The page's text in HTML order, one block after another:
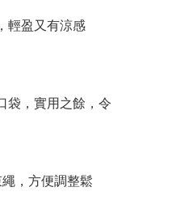
輕盈又有涼感
袋，實用之餘，令
，方便調整鬆